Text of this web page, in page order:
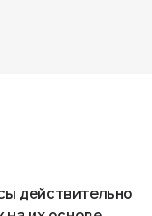
действительно